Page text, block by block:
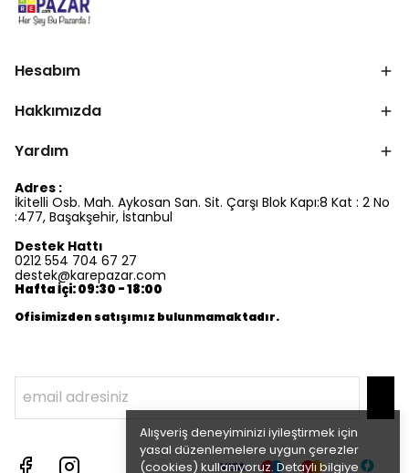
Alışveriş deneyiminizi iyileştirmek için
yasal düzenlemelere uygun çerezler
(cookies) kullanıyoruz. Detaylı bilgiye
Hesabım
Hakkımızda
Yardım
Adres :
İkitelli Osb. Mah. Aykosan San. Sit. Çarşı Blok Kapı:8 Kat : 2 No
:477, Başakşehir, İstanbul
Destek Hattı
0212 554 704 67 27
destek@karepazar.com
Hafta İçi: 09:30 - 18:00
Ofisimizden satışımız bulunmamaktadır.